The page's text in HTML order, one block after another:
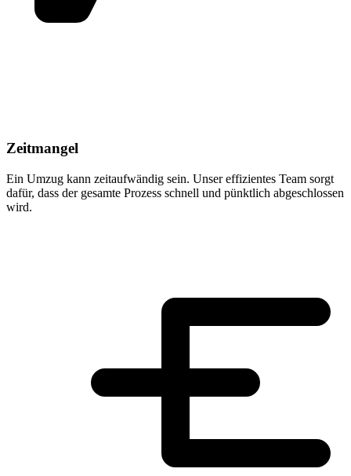
Zeitmangel
Ein Umzug kann zeitaufwändig sein. Unser effizientes Team sorgt
dafür, dass der gesamte Prozess schnell und pünktlich abgeschlossen
wird.